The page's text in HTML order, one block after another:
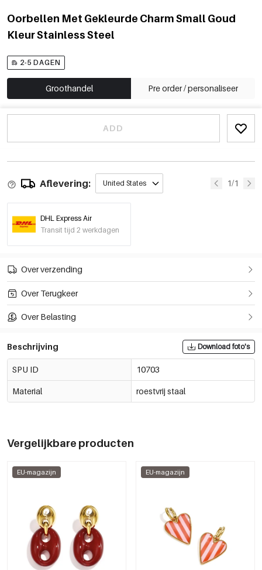
Oorbellen Met Gekleurde Charm Small Goud
Kleur Stainless Steel
2-5 DAGEN
Groothandel Pre order / personaliseer
ADD
Aflevering: United States 1/1
DHL Express Air
Transit tijd 2 werkdagen
Over verzending
Over Terugkeer
Over Belasting
Beschrijving Download foto's
SPU ID 10703
Material roestvrij staal
Vergelijkbare producten
EU-magazijn EU-magazijn